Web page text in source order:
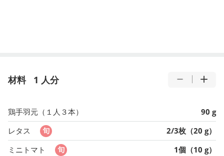
材料 1 人分
鶏手羽元（１人３本）
90 g
レタス
2/3枚（20 g）
ミニトマト
1個（10 g）